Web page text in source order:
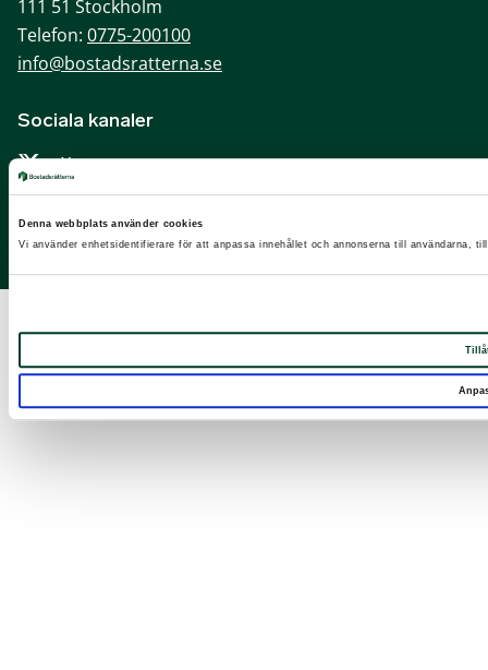
Denna webbplats använder cookies
Vi använder enhetsidentifierare för att anpassa innehållet och annonserna till användarna,
111 51 Stockholm
Telefon: 0775-200100
info@bostadsratterna.se
Sociala kanaler
X
Facebook
LinkedIn
Instagram